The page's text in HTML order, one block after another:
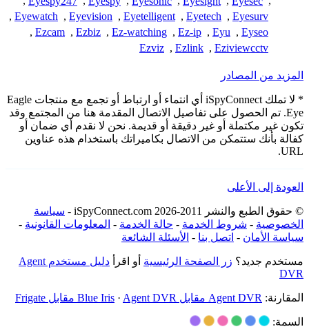
Eyesurv
,
Eyetech
,
Eyetelligent
,
Eyevision
,
Eyewatch
,
Eyseo
,
Eyu
,
Ez-ip
,
Ez-watching
,
Ezbiz
,
Ezcam
,
Eziviewcctv
,
Ezlink
,
Ezviz
المزيد من المصادر
* لا تملك iSpyConnect أي انتماء أو ارتباط أو تجمع مع منتجات Eagle
Eye. تم الحصول على تفاصيل الاتصال المقدمة هنا من المجتمع وقد
تكون غير مكتملة أو غير دقيقة أو قديمة. نحن لا نقدم أي ضمان أو
كفالة بأنك ستتمكن من الاتصال بكاميراتك باستخدام هذه عناوين
URL.
العودة إلى الأعلى
© حقوق الطبع والنشر 2011-2026 iSpyConnect.com -
سياسة
الخصوصية - شروط الخدمة - حالة الخدمة - المعلومات القانونية -
سياسة الأمان - اتصل بنا - الأسئلة الشائعة
مستخدم جديد؟ زر الصفحة الرئيسية أو اقرأ
دليل مستخدم Agent
DVR
المقارنة: Agent DVR مقابل Blue Iris · Agent DVR مقابل Frigate
السمة: